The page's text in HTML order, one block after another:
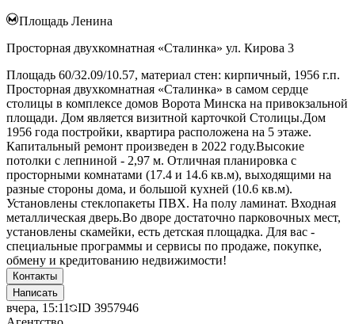
Площадь Ленина
Просторная двухкомнатная «Сталинка» ул. Кирова 3
Площадь 60/32.09/10.57, материал стен: кирпичный, 1956 г.п.
Просторная двухкомнатная «Сталинка» в самом сердце
столицы в комплексе домов Ворота Минска на привокзальной
площади. Дом является визитной карточкой Столицы.Дом
1956 года постройки, квартира расположена на 5 этаже.
Капитальный ремонт произведен в 2022 году.Высокие
потолки с лепниной - 2,97 м. Отличная планировка с
просторными комнатами (17.4 и 14.6 кв.м), выходящими на
разные стороны дома, и большой кухней (10.6 кв.м).
Установлены стеклопакеты ПВХ. На полу ламинат. Входная
металлическая дверь.Во дворе достаточно парковочных мест,
установлены скамейки, есть детская площадка. Для вас -
специальные программы и сервисы по продаже, покупке,
обмену и кредитованию недвижимости!
Контакты
Написать
вчера, 15:11 ID 3957946